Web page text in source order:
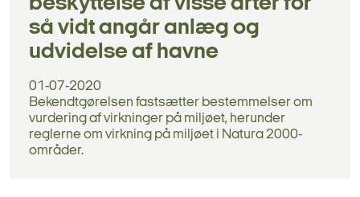
så vidt angår anlæg og
udvidelse af havne
01-07-2020
Bekendtgørelsen fastsætter bestemmelser om
vurdering af virkninger på miljøet, herunder
reglerne om virkning på miljøet i Natura 2000-
områder.